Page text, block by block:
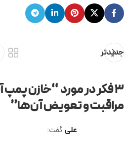
جدیدتر
3 فکر در مورد “
خازن پمپ
مراقبت و تعویض آن‌ها”
علی گفت: